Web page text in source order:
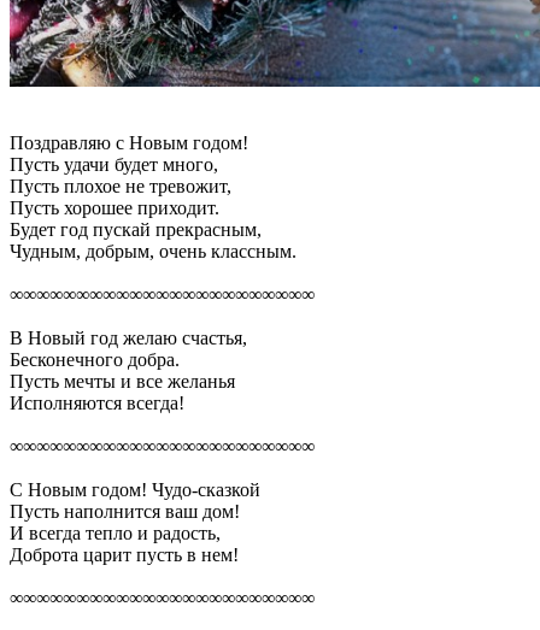
Поздравляю с Новым годом!
Пусть удачи будет много,
Пусть плохое не тревожит,
Пусть хорошее приходит.
Будет год пускай прекрасным,
Чудным, добрым, очень классным.
∞∞∞∞∞∞∞∞∞∞∞∞∞∞∞∞∞∞∞∞∞∞∞
В Новый год желаю счастья,
Бесконечного добра.
Пусть мечты и все желанья
Исполняются всегда!
∞∞∞∞∞∞∞∞∞∞∞∞∞∞∞∞∞∞∞∞∞∞∞
С Новым годом! Чудо-сказкой
Пусть наполнится ваш дом!
И всегда тепло и радость,
Доброта царит пусть в нем!
∞∞∞∞∞∞∞∞∞∞∞∞∞∞∞∞∞∞∞∞∞∞∞